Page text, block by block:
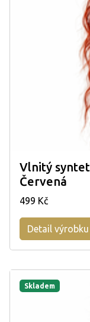
Vlnitý
Červená
499 Kč
Detail výrobku
Skladem